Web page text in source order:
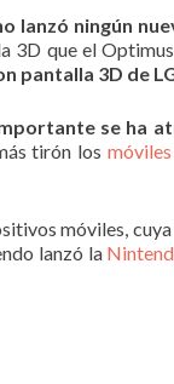
lanzó ningún
3D que el
pantalla 3D de
se ha
tirón los
móviles,
lanzó la